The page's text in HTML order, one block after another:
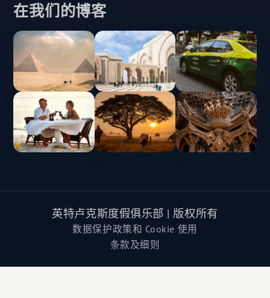
在我们的博客
英特卢克斯度假俱乐部 | 版权所有
数据保护政策和 Cookie 使用
条款及细则